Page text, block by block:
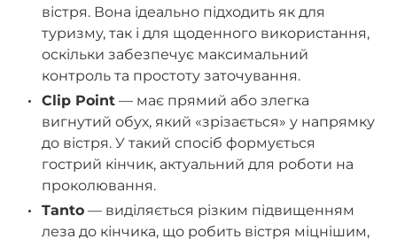
вістря. Вона ідеально підходить як для
туризму, так і для щоденного використання,
оскільки забезпечує максимальний
контроль та простоту заточування.
Clip Point — має прямий або злегка
вигнутий обух, який «зрізається» у напрямку
до вістря. У такий спосіб формується
гострий кінчик, актуальний для роботи на
проколювання.
Tanto — виділяється різким підвищенням
леза до кінчика, що робить вістря міцнішим,